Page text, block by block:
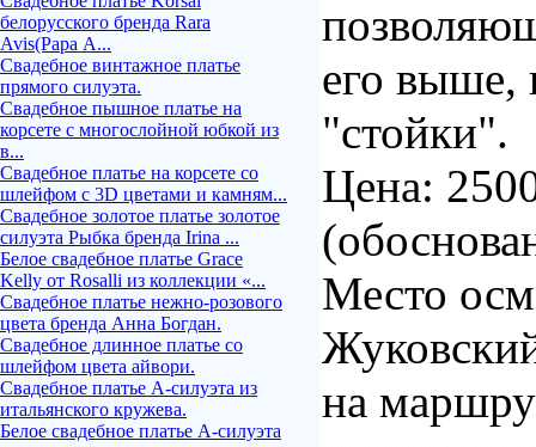
белорусского бренда Rara
Avis(Рара А...
Свадебное винтажное платье
прямого силуэта.
Свадебное пышное платье на
корсете с многослойной юбкой из
в...
Свадебное платье на корсете со
шлейфом с 3D цветами и камням...
Свадебное золотое платье золотое
силуэта Рыбка бренда Irina ...
Белое свадебное платье Grace
Kelly от Rosalli из коллекции «...
Свадебное платье нежно-розового
цвета бренда Анна Богдан.
Свадебное длинное платье со
шлейфом цвета айвори.
Свадебное платье А-силуэта из
итальянского кружева.
Белое свадебное платье А-силуэта
его выше,
"стойки".
Цена:
Место
на